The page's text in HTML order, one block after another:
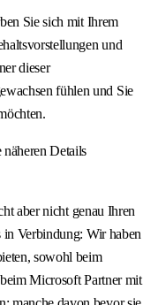
Sie sich mit Ihrem
und
dieser
fühlen und Sie
Details
aber nicht genau Ihren
in Verbindung: Wir haben
sowohl beim
Microsoft Partner mit